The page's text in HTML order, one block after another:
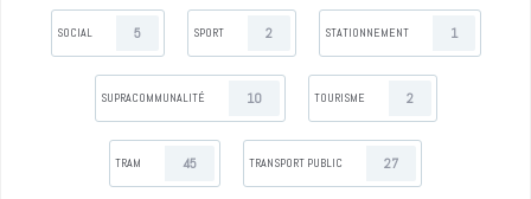
SOCIAL 5 SPORT 2 STATIONNEMENT 1
SUPRACOMMUNALITÉ 10 TOURISME 2
TRAM 45 TRANSPORT PUBLIC 27